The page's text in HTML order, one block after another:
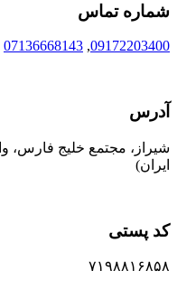
شماره تماس
09172203400
,
07136668143
آدرس
ایران)
کد پستی
۷۱۹۸۸۱۶۸۵۸